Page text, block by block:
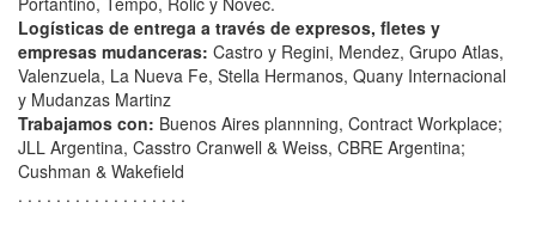
Logísticas de entrega a través de expresos, fletes y
empresas mudanceras: Castro y Regini, Mendez, Grupo Atlas,
Valenzuela, La Nueva Fe, Stella Hermanos, Quany Internacional
y Mudanzas Martinz
Trabajamos con: Buenos Aires plannning, Contract Workplace;
JLL Argentina, Casstro Cranwell & Weiss, CBRE Argentina;
Cushman & Wakefield
. . . . . . . . . . . . . . . . . .